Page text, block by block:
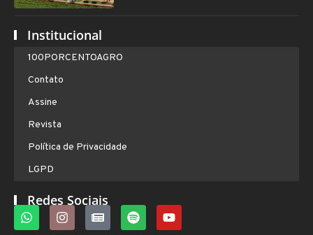
Institucional
100PORCENTOAGRO
Contato
Assine
Revista
Política de Privacidade
LGPD
Redes Sociais